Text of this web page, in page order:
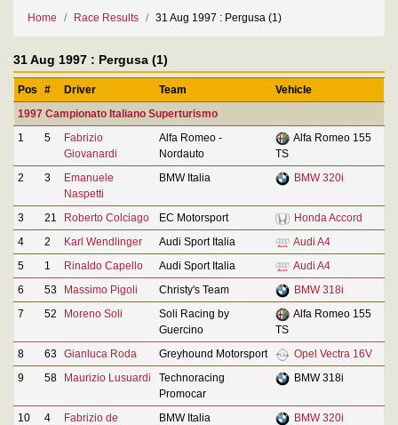
Home Race Results 31 Aug 1997 : Pergusa (1)
31 Aug 1997 : Pergusa (1)
Pos # Driver Team
Vehicle
1997 Campionato Italiano Superturismo
1
5
Fabrizio
Giovanardi
Alfa Romeo -
Nordauto
Alfa Romeo 155
TS
2
3
Emanuele
Naspetti
BMW Italia BMW 320i
3 21 Roberto Colciago EC Motorsport
Honda Accord
4
2 Karl Wendlinger Audi Sport Italia
Audi A4
5
1 Rinaldo Capello Audi Sport Italia
Audi A4
6
53 Massimo Pigoli Christy's Team
BMW 318i
7
52 Moreno Soli
Soli Racing by
Guercino
Alfa Romeo 155
TS
8
63 Gianluca Roda Greyhound Motorsport
Opel Vectra 16V
9
58 Maurizio Lusuardi
Technoracing
Promocar
BMW 318i
10 4
Fabrizio de
BMW Italia BMW 320i